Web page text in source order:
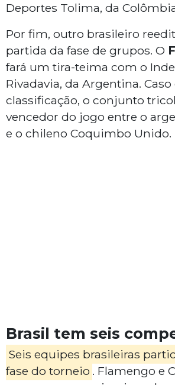
Deportes Tolima, da
Por fim, outro brasileiro
partida da fase de grupos. O
fará um tira-teima com o
Rivadavia, da Argentina.
classificação, o conjunto
vencedor do jogo entre o
e o chileno Coquimbo Unido.
Brasil tem seis
Seis equipes brasileiras
fase do torneio . Flamengo e